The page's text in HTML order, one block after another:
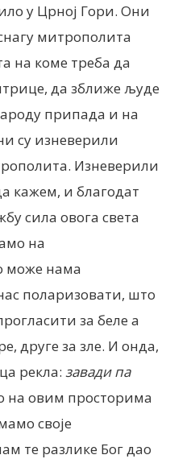
у Црној Гори. Они
митрополита
на коме треба да
да зближе људе
припада и на
су изневерили
Изневерили
кажем, и благодат
сила овога света
на
може нама
поларизовати, што
за беле а
друге за зле. И онда,
рекла: завади па
на овим просторима
своје
те разлике Бог дао